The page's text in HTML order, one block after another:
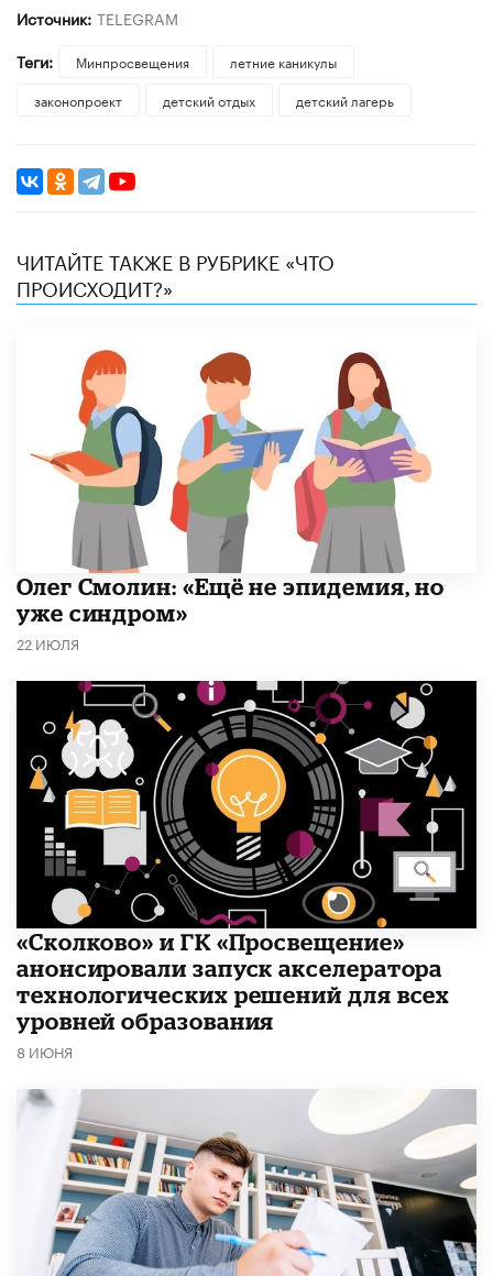
Источник: TELEGRAM
Теги:
Минпросвещения
летние каникулы
законопроект
детский отдых детский лагерь
ЧИТАЙТЕ ТАКЖЕ В РУБРИКЕ «ЧТО
ПРОИСХОДИТ?»
​Олег Смолин: «Ещё не эпидемия, но
уже синдром»
22 ИЮЛЯ
«Сколково» и ГК «Просвещение»
анонсировали запуск акселератора
технологических решений для всех
уровней образования
8 ИЮНЯ